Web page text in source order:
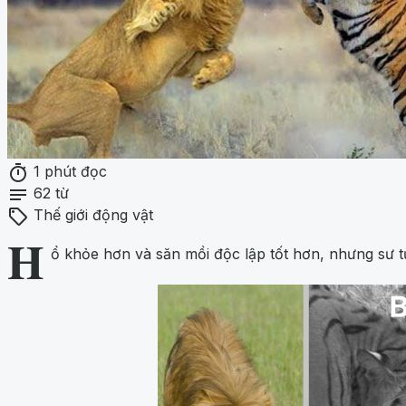
timer 1 phút đọc
notes 62 từ
sell Thế giới động vật
H ổ khỏe hơn và săn mồi độc lập tốt hơn, nhưng sư